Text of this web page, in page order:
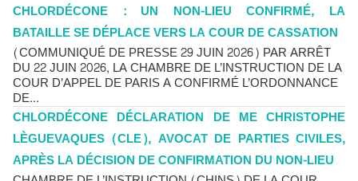
CHLORDÉCONE : UN NON-LIEU CONFIRMÉ, LA
BATAILLE SE DÉPLACE VERS LA COUR DE CASSATION
(COMMUNIQUÉ DE PRESSE 29 JUIN 2026) PAR ARRÊT
DU 22 JUIN 2026, LA CHAMBRE DE L’INSTRUCTION DE LA
COUR D’APPEL DE PARIS A CONFIRMÉ L’ORDONNANCE
DE...
CHLORDÉCONE DÉCLARATION DE ME CHRISTOPHE
LÈGUEVAQUES (CLE), AVOCAT DE PARTIES CIVILES,
APRÈS LA DÉCISION DE CONFIRMATION DU NON-LIEU